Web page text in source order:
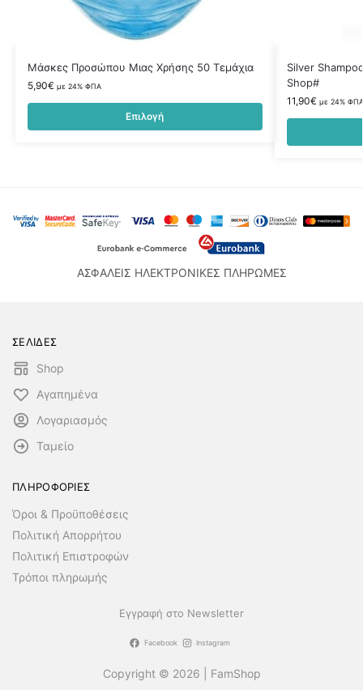
Μάσκες Προσώπου Μιας Χρήσης 50 Τεμάχια
5,90€ με 24% ΦΠΑ
Επιλογή
Silver
Shop#
11,90€ με 24% ΦΠΑ
ΑΣΦΑΛΕΙΣ ΗΛΕΚΤΡΟΝΙΚΕΣ ΠΛΗΡΩΜΕΣ
ΣΕΛΙΔΕΣ
Shop
Αγαπημένα
Λογαριασμός
Ταμείο
ΠΛΗΡΟΦΟΡΙΕΣ
Όροι & Προϋποθέσεις
Πολιτική Απορρήτου
Πολιτική Επιστροφών
Τρόποι πληρωμής
Εγγραφή στο Newsletter
Facebook Instagram
Copyright © 2026 | FamShop